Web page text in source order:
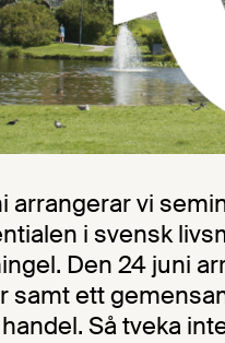
arrangerar vi
i svensk
Den 24 juni
samt ett
Så tveka